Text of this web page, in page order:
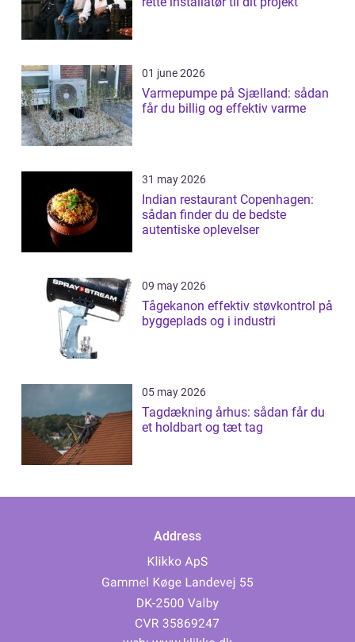
01 june 2026
Varmepumpe på Sjælland: sådan
får du billig og effektiv varme
31 may 2026
Indian restaurant Copenhagen:
sådan finder du de bedste
autentiske oplevelser
09 may 2026
Tågekanon effektiv støvkontrol på
byggeplads og i industri
05 may 2026
Tagdækning århus: sådan får du
et holdbart og tæt tag
Address